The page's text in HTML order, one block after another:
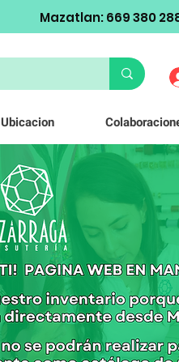
Mazatlan: 669 380
Ubicacion